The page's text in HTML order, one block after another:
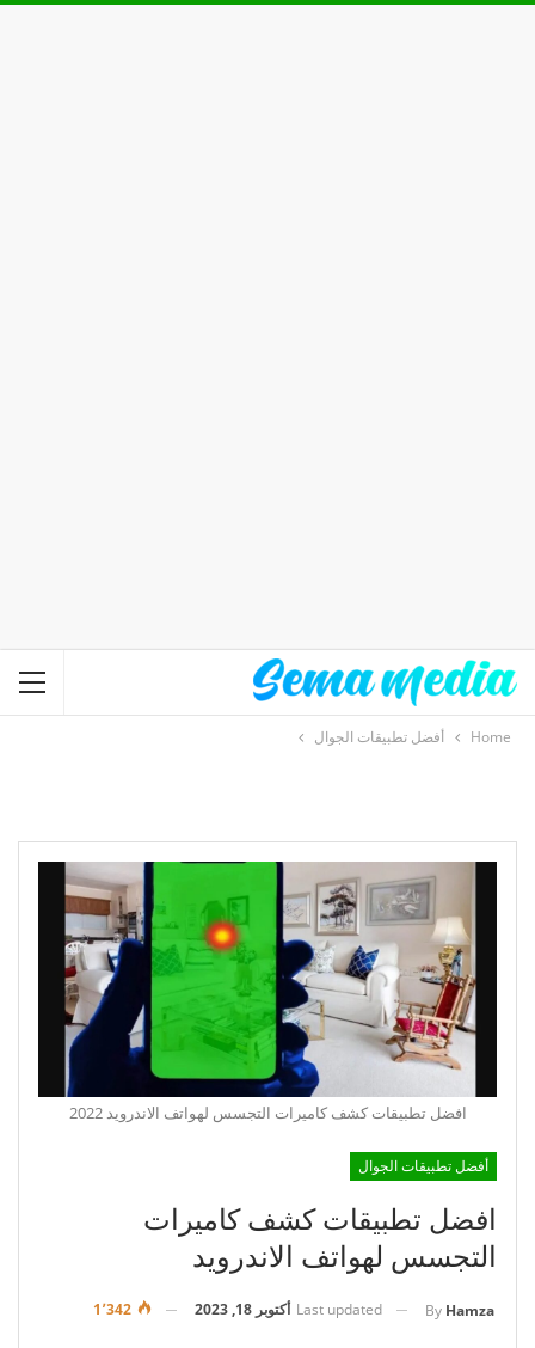
Home أفضل تطبيقات الجوال
افضل تطبيقات كشف كاميرات التجسس لهواتف الاندرويد 2022
أفضل تطبيقات الجوال
افضل تطبيقات كشف كاميرات
التجسس لهواتف الاندرويد
By Hamza
Last updated أكتوبر 18, 2023